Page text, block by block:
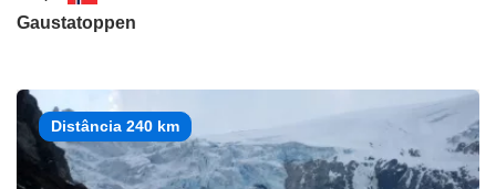
Gaustatoppen
Distância 240 km